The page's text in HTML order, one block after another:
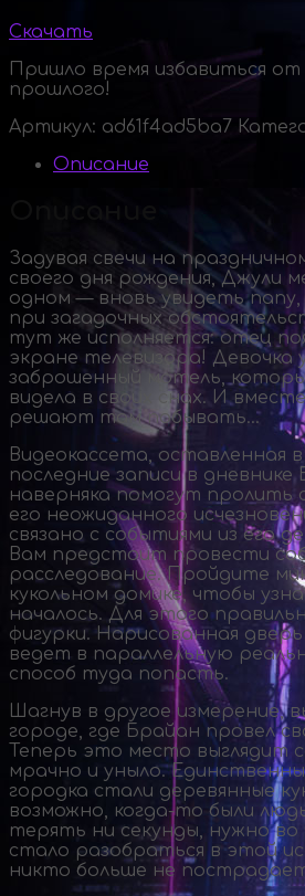
Скачать
Пришло время избавиться
прошлого!
Артикул: ad61f4ad5ba7
Описание
Задувая свечи на
своего дня рождения, Джули
одном — вновь увидеть папу,
при загадочных
тут же исполняется: отец
экране телевизора! Девочка
заброшенный мотель,
видела в своих снах. И
решают там побывать…
Видеокассета, оставленная
последние записи в дневнике
наверняка помогут пролить
его неожиданного
связано с событиями из его
Вам предстоит провести
расследование. Пройдите
кукольном домике, чтобы
началось. Для этого
фигурки. Нарисованная
ведет в параллельную
способ туда попасть.
Шагнув в другое измерение,
городе, где Брайан провел
Теперь это место выглядит
мрачно и уныло.
городка стали деревянные
возможно, когда-то были
терять ни секунды, нужно
стало разобраться в этой
никто больше не